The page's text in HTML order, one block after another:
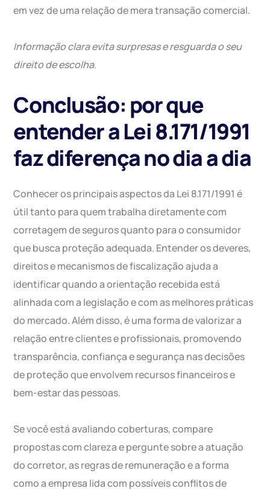
em vez de uma relação de mera transação comercial.
Informação clara evita surpresas e resguarda o seu
direito de escolha.
Conclusão: por que
entender a Lei 8.171/1991
faz diferença no dia a dia
Conhecer os principais aspectos da Lei 8.171/1991 é
útil tanto para quem trabalha diretamente com
corretagem de seguros quanto para o consumidor
que busca proteção adequada. Entender os deveres,
direitos e mecanismos de fiscalização ajuda a
identificar quando a orientação recebida está
alinhada com a legislação e com as melhores práticas
do mercado. Além disso, é uma forma de valorizar a
relação entre clientes e profissionais, promovendo
transparência, confiança e segurança nas decisões
de proteção que envolvem recursos financeiros e
bem-estar das pessoas.
Se você está avaliando coberturas, compare
propostas com clareza e pergunte sobre a atuação
do corretor, as regras de remuneração e a forma
como a empresa lida com possíveis conflitos de